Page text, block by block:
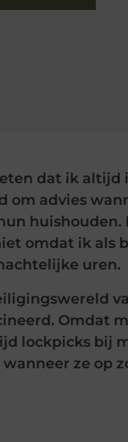
dat ik altijd
om advies
huishouden.
omdat ik als
uren.
Omdat
lockpicks bij
ze op